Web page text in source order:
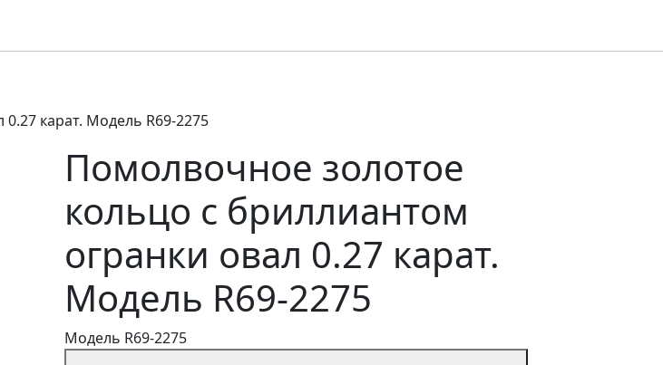
карат. Модель R69-2275
Помолвочное золотое
кольцо с бриллиантом
огранки овал 0.27 карат.
Модель R69-2275
Модель R69-2275